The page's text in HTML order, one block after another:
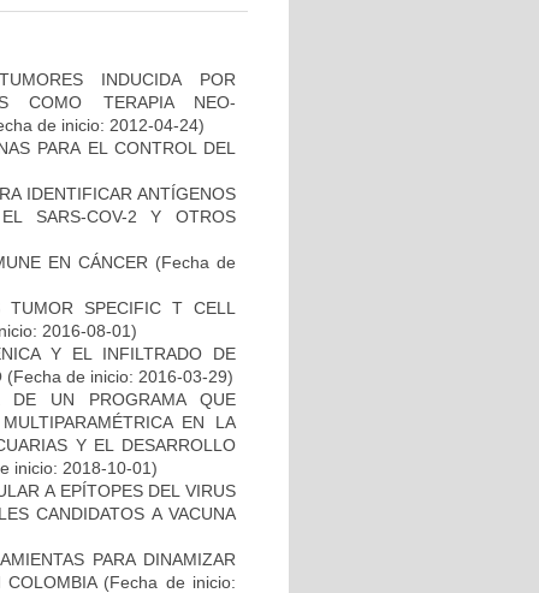
INDUCIDA POR
COMO TERAPIA NEO-
de inicio: 2012-04-24)
PARA EL CONTROL DEL
IDENTIFICAR ANTÍGENOS
SARS-COV-2 Y OTROS
EN CÁNCER (Fecha de
TUMOR SPECIFIC T CELL
2016-08-01)
Y EL INFILTRADO DE
(Fecha de inicio: 2016-03-29)
DE UN PROGRAMA QUE
EN LA
Y EL DESARROLLO
inicio: 2018-10-01)
A EPÍTOPES DEL VIRUS
CANDIDATOS A VACUNA
PARA DINAMIZAR
COLOMBIA(Fecha de inicio: